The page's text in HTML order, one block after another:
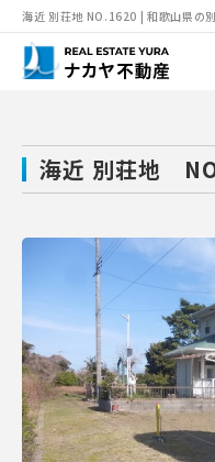
海近 別荘地 NO.1620 | 和歌山県の
海近 別荘地